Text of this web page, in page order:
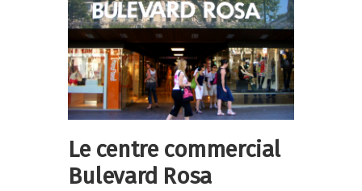
Le centre commercial
Bulevard Rosa